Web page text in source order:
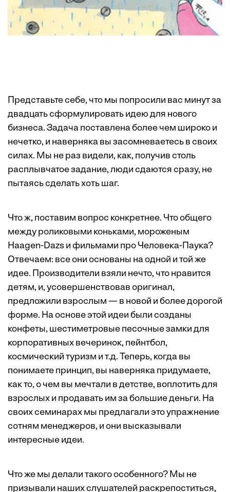
Представьте себе, что мы попросили вас минут за
двадцать сформулировать идею для нового
бизнеса. Задача поставлена более чем широко и
нечетко, и наверняка вы засомневаетесь в своих
силах. Мы не раз видели, как, получив столь
расплывчатое задание, люди сдаются сразу, не
пытаясь сделать хоть шаг.
Что ж, поставим вопрос конкретнее. Что общего
между роликовыми коньками, мороженым
Haagen-Dazs и фильмами про Человека-Паука?
Отвечаем: все они основаны на одной и той же
идее. Производители взяли нечто, что нравится
детям, и, усовершенствовав оригинал,
предложили взрослым — в новой и более дорогой
форме. На основе этой идеи были созданы
конфеты, шестиметровые песочные замки для
корпоративных вечеринок, пейнтбол,
космический туризм и т.д. Теперь, когда вы
понимаете принцип, вы наверняка придумаете,
как то, о чем вы мечтали в детстве, воплотить для
взрослых и продавать им за большие деньги. На
своих семинарах мы предлагали это упражнение
сотням менеджеров, и они высказывали
интересные идеи.
Что же мы делали такого особенного? Мы не
призывали наших слушателей раскрепоститься,